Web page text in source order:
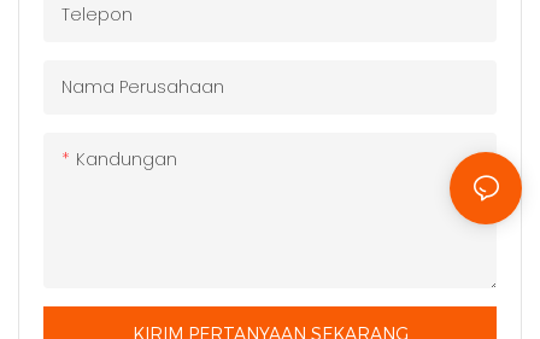
Telepon
Nama Perusahaan
Kandungan
KIRIM PERTANYAAN SEKARANG